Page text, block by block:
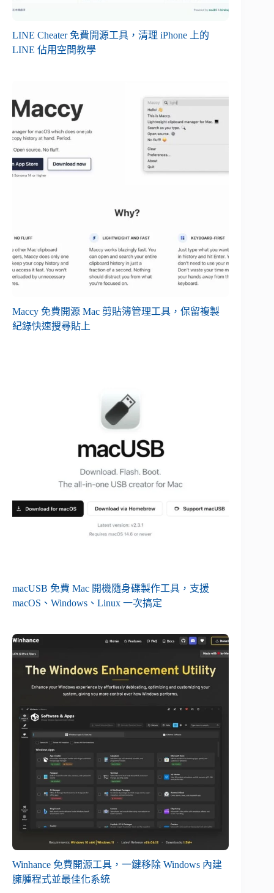
LINE Cheater 免費開源工具，清理 iPhone 上的
LINE 佔用空間教學
Maccy 免費開源 Mac 剪貼簿管理工具，保留複製
紀錄快速搜尋貼上
macUSB 免費 Mac 開機隨身碟製作工具，支援
macOS、Windows、Linux 一次搞定
Winhance 免費開源工具，一鍵移除 Windows 內建
臃腫程式並最佳化系統